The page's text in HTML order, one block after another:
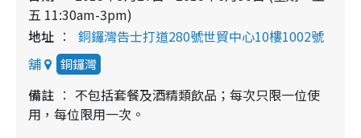
五 11:30am-3pm)
地址
銅鑼灣告士打道280號世貿中心10樓1002號
舖
銅鑼灣
備註
不包括套餐及酒精類飲品；每次只限一位使
用，每位限用一次。